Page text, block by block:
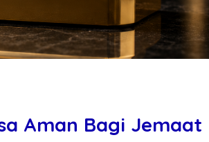
Aman Bagi Jemaat